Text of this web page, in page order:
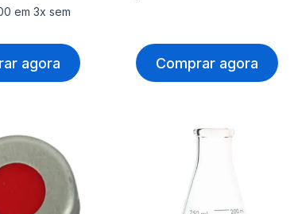
em 3x sem
agora Comprar agora
Adicionar
Adicionar